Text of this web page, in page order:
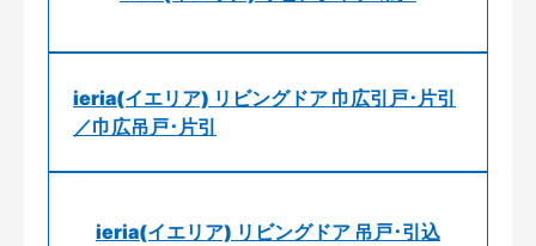
ieria(イエリア) リビングドア 巾広引戸･片引
／巾広吊戸･片引
ieria(イエリア) リビングドア 吊戸･引込